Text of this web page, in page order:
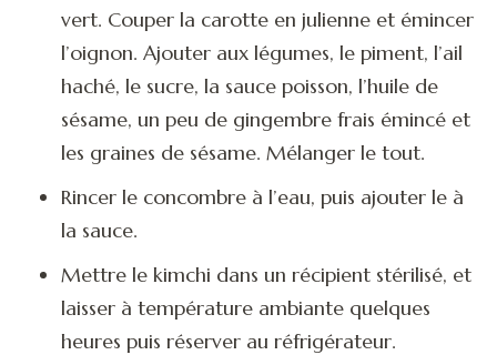
vert. Couper la carotte en julienne et émincer
l’oignon. Ajouter aux légumes, le piment, l’ail
haché, le sucre, la sauce poisson, l’huile de
sésame, un peu de gingembre frais émincé et
les graines de sésame. Mélanger le tout.
Rincer le concombre à l’eau, puis ajouter le à
la sauce.
Mettre le kimchi dans un récipient stérilisé, et
laisser à température ambiante quelques
heures puis réserver au réfrigérateur.